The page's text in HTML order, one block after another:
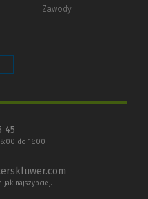
Zawody
45
do 16:00
jak najszybciej.